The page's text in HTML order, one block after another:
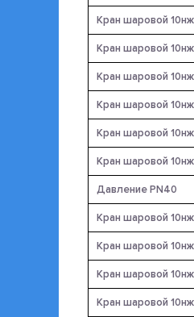
Кран шаровой
Кран шаровой
Кран шаровой
Кран шаровой
Кран шаровой
Кран шаровой
Давление PN40
Кран шаровой
Кран шаровой
Кран шаровой
Кран шаровой